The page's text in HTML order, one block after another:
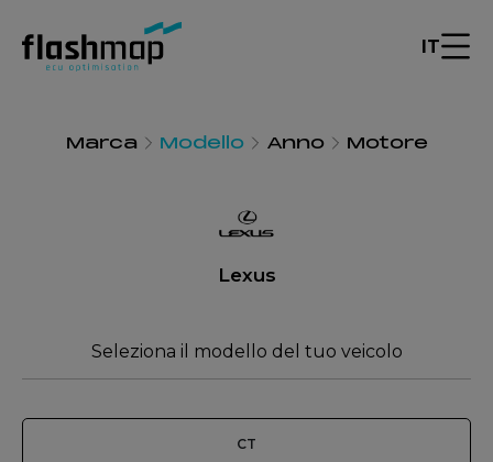
IT
Marca Modello Anno Motore
Lexus
Seleziona il modello del tuo veicolo
CT